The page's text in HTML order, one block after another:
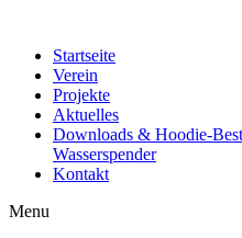
Startseite
Verein
Projekte
Aktuelles
Downloads & Hoodie-
Wasserspender
Kontakt
Menu